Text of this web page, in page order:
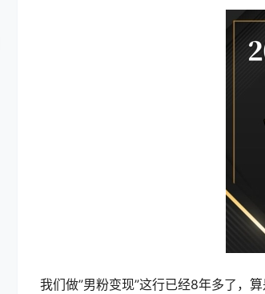
我们做”男粉变现”这行已经8年多了，